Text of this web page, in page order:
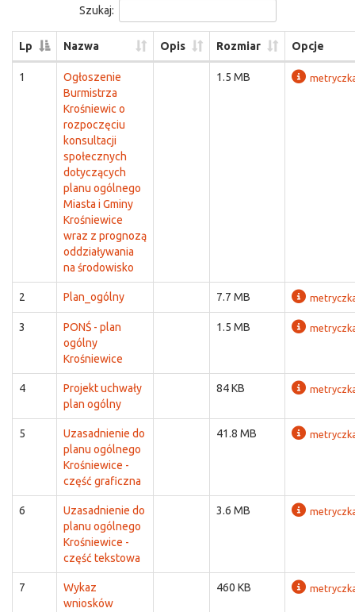
Szukaj:
Lp Nazwa Opis Rozmiar Opcje
1
Ogłoszenie
Burmistrza
Krośniewic o
rozpoczęciu
konsultacji
społecznych
dotyczących
planu ogólnego
Miasta i Gminy
Krośniewice
wraz z prognozą
oddziaływania
na środowisko
1.5 MB
2 Plan_ogólny 7.7 MB
3
PONŚ - plan
ogólny
Krośniewice
1.5 MB
4
Projekt uchwały
plan ogólny
84 KB
5
Uzasadnienie do
planu ogólnego
Krośniewice -
część graficzna
41.8 MB
6
Uzasadnienie do
planu ogólnego
Krośniewice -
część tekstowa
3.6 MB
7
Wykaz
wniosków
460 KB